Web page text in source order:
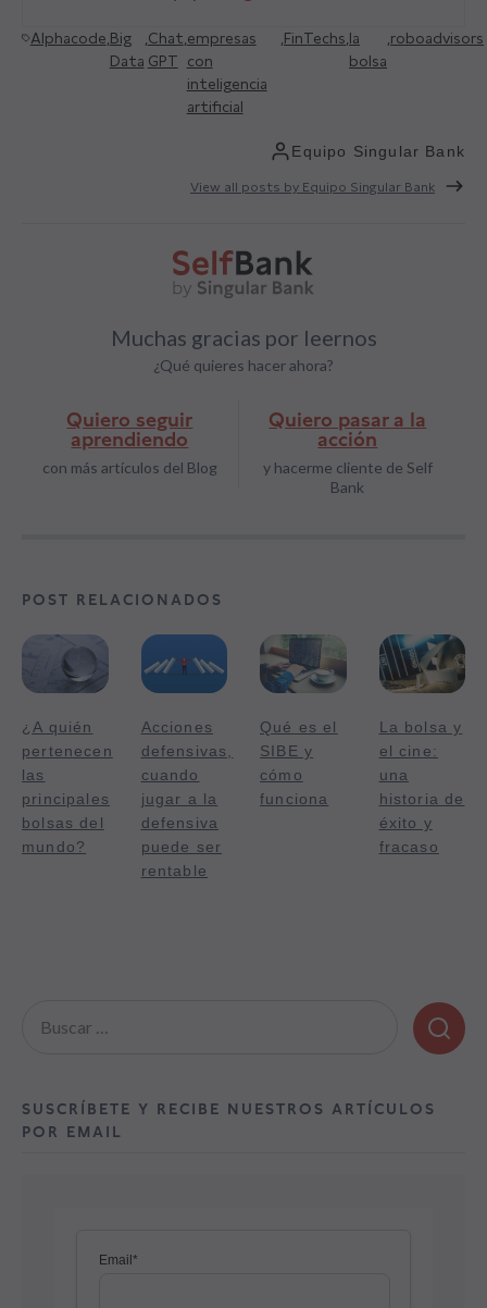
Alphacode Big
Data
Chat
GPT
empresas
con
inteligencia
artificial
FinTechs la
bolsa
roboadvisors
Equipo Singular Bank
View all posts by Equipo Singular Bank
Muchas gracias por leernos
¿Qué quieres hacer ahora?
Quiero seguir
aprendiendo
con más artículos del Blog
Quiero pasar a la
acción
y hacerme cliente de Self
Bank
POST RELACIONADOS
¿A quién
pertenecen
las
principales
bolsas del
mundo?
Acciones
defensivas,
cuando
jugar a la
defensiva
puede ser
rentable
Qué es el
SIBE y
cómo
funciona
La bolsa y
el cine:
una
historia de
éxito y
fracaso
SUSCRÍBETE Y RECIBE NUESTROS ARTÍCULOS
POR EMAIL